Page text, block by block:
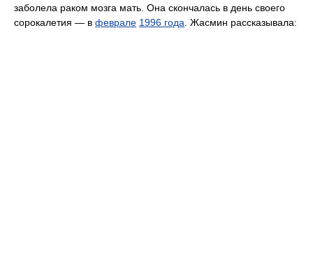
заболела раком мозга мать. Она скончалась в день своего
сорокалетия — в феврале 1996 года. Жасмин рассказывала: